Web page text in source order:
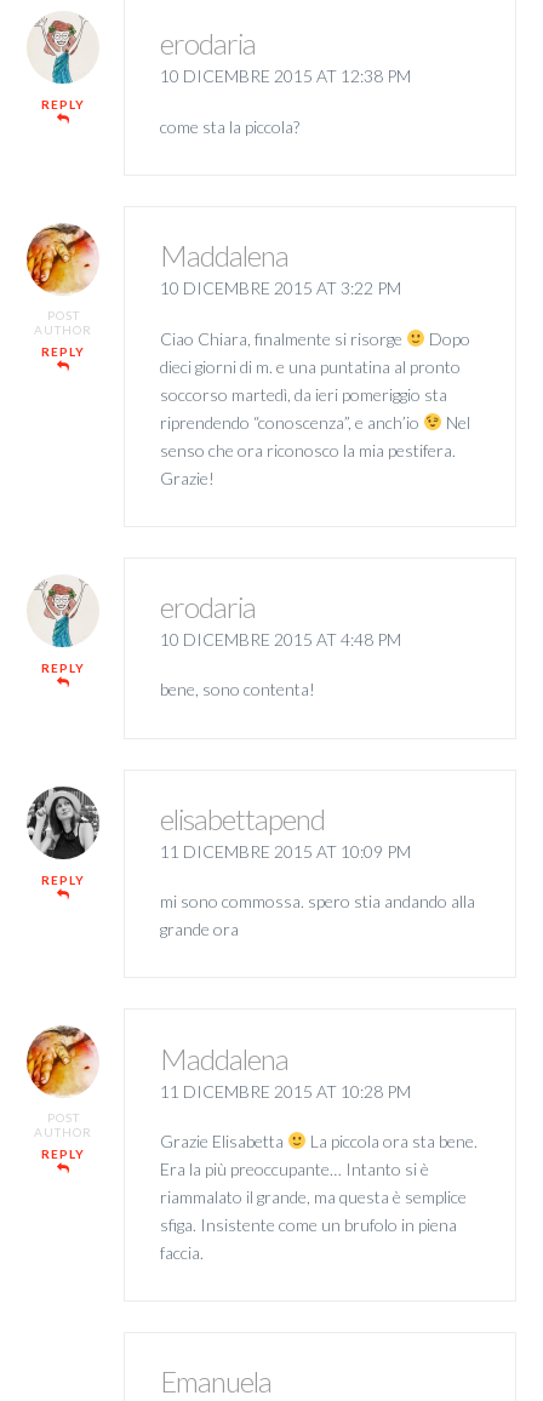
REPLY
erodaria
10 DICEMBRE 2015 AT 12:38 PM
come sta la piccola?
POST
AUTHOR
REPLY
Maddalena
10 DICEMBRE 2015 AT 3:22 PM
Ciao Chiara, finalmente si risorge
Dopo
dieci giorni di m. e una puntatina al pronto
soccorso martedì, da ieri pomeriggio sta
riprendendo “conoscenza”, e anch’io
Nel
senso che ora riconosco la mia pestifera.
Grazie!
REPLY
erodaria
10 DICEMBRE 2015 AT 4:48 PM
bene, sono contenta!
REPLY
elisabettapend
11 DICEMBRE 2015 AT 10:09 PM
mi sono commossa. spero stia andando alla
grande ora
POST
AUTHOR
REPLY
Maddalena
11 DICEMBRE 2015 AT 10:28 PM
Grazie Elisabetta
La piccola ora sta bene.
Era la più preoccupante… Intanto si è
riammalato il grande, ma questa è semplice
sfiga. Insistente come un brufolo in piena
faccia.
Emanuela